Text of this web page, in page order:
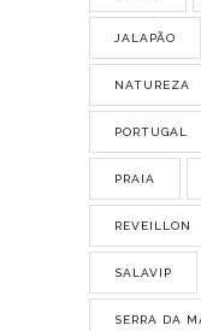
JALAPÃO
NATUREZA
PORTUGAL
PRAIA
REVEILLON
SALAVIP
SERRA DA